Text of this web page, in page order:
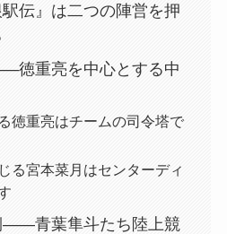
駅伝』は二つの陣営を押
徳重亮を中心とする中
徳重亮はチームの司令塔で
る宮本菜月はセンターディ
——青葉隼斗たち陸上競